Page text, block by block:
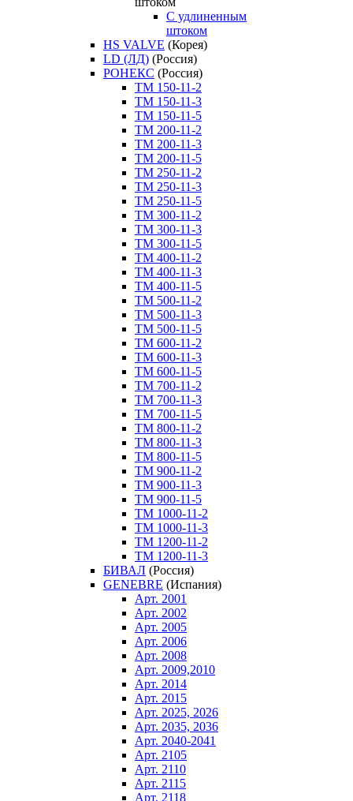
C удлиненным
штоком
HS VALVE (Корея)
LD (ЛД) (Россия)
РОНЕКС (Россия)
ТM 150-11-2
ТM 150-11-3
ТM 150-11-5
ТM 200-11-2
ТM 200-11-3
ТM 200-11-5
ТM 250-11-2
ТM 250-11-3
ТM 250-11-5
ТM 300-11-2
ТM 300-11-3
ТM 300-11-5
ТM 400-11-2
ТM 400-11-3
ТM 400-11-5
ТM 500-11-2
ТM 500-11-3
ТM 500-11-5
ТM 600-11-2
ТM 600-11-3
ТM 600-11-5
ТM 700-11-2
ТM 700-11-3
ТM 700-11-5
ТM 800-11-2
ТM 800-11-3
ТM 800-11-5
ТM 900-11-2
ТM 900-11-3
ТM 900-11-5
ТM 1000-11-2
ТM 1000-11-3
ТM 1200-11-2
ТM 1200-11-3
БИВАЛ (Россия)
GENEBRE (Испания)
Арт. 2001
Арт. 2002
Арт. 2005
Арт. 2006
Арт. 2008
Арт. 2009,2010
Арт. 2014
Арт. 2015
Арт. 2025, 2026
Арт. 2035, 2036
Арт. 2040-2041
Арт. 2105
Арт. 2110
Арт. 2115
Арт. 2118